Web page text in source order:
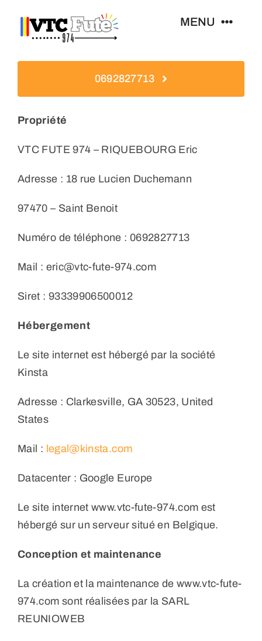
MENU
Exemples D’excursions
Présentation
0692827713
Propriété
VTC FUTE 974 – RIQUEBOURG Eric
Adresse : 18 rue Lucien Duchemann
97470 – Saint Benoit
Numéro de téléphone : 0692827713
Mail : eric@vtc-fute-974.com
Siret : 93339906500012
Hébergement
Le site internet est hébergé par la société
Kinsta
Adresse : Clarkesville, GA 30523, United
States
Mail : legal@kinsta.com
Datacenter : Google Europe
Le site internet www.vtc-fute-974.com est
hébergé sur un serveur situé en Belgique.
Conception et maintenance
La création et la maintenance de www.vtc-fute-
974.com sont réalisées par la SARL
REUNIOWEB